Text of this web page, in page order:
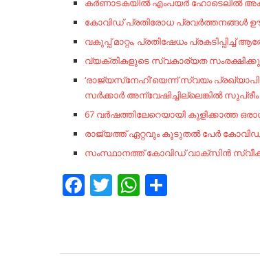
കർണാടകയിൽ എംപയര്‍ ഹോടെലില്‍
കോവിഡ് പ്രതിരോധ പ്രവര്‍ത്തനങ്ങള്‍
വകുപ്പ് മാറ്റം, പ്രതിഷേധം പ്രകടിപ്പിച്ച്
വ്യക്തികളുടെ സ്വകാര്യത
‘രാജ്യസ്‌നേഹി’യെന്ന് സ്വയം
സർക്കാർ അന്വേഷിച്ചില്ലെങ്കിൽ
67 വർഷത്തിലേറെയായി കുളിക്കാത്ത
രാജ്യത്ത് ഏറ്റവും കൂടുതൽ പേർ
സംസ്ഥാനത്ത് കോവിഡ് വാക്‌സിൻ
Facebook
TwitterWhatsApp